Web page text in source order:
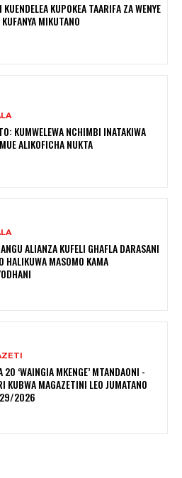
KUPOKEA TAARIFA ZA WENYE
KUFANYA MIKUTANO
KUMWELEWA NCHIMBI INATAKIWA
ALIKOFICHA NUKTA
ALIANZA KUFELI GHAFLA DARASANI
HALIKUWA MASOMO KAMA
20 ‘WAINGIA MKENGE’ MTANDAONI -
KUBWA MAGAZETINI LEO JUMATANO
2026